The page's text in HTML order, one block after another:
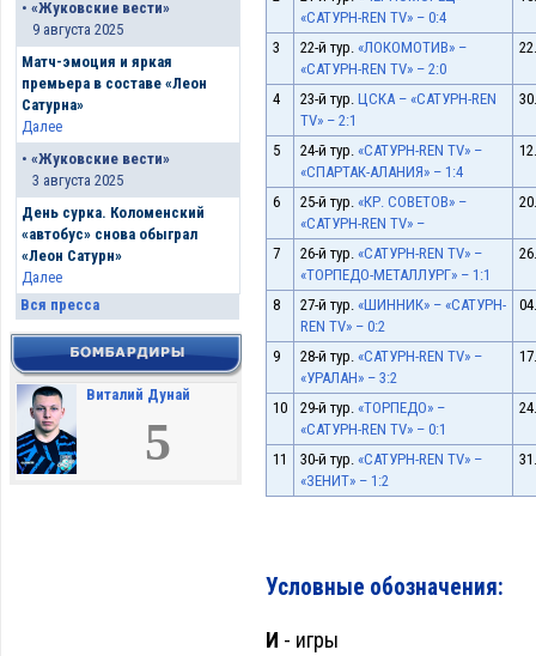
• «Жуковские вести»
9 августа 2025
Матч-эмоция и яркая
премьера в составе «Леон
Сатурна»
Далее
• «Жуковские вести»
3 августа 2025
День сурка. Коломенский
«автобус» снова обыграл
«Леон Сатурн»
Далее
Вся пресса
Виталий Дунай
5
«САТУРН-REN TV» – 0:4
3 22-й тур. «ЛОКОМОТИВ» –
«САТУРН-REN TV» – 2:0
4 23-й тур. ЦСКА – «САТУРН-REN
TV» – 2:1
5 24-й тур. «САТУРН-REN TV» –
«СПАРТАК-АЛАНИЯ» – 1:4
6 25-й тур. «КР. СОВЕТОВ» –
«САТУРН-REN TV» –
7 26-й тур. «САТУРН-REN TV» –
«ТОРПЕДО-МЕТАЛЛУРГ» – 1:1
8 27-й тур. «ШИННИК» – «САТУРН-
REN TV» – 0:2
9 28-й тур. «САТУРН-REN TV» –
«УРАЛАН» – 3:2
10 29-й тур. «ТОРПЕДО» –
«САТУРН-REN TV» – 0:1
11 30-й тур. «САТУРН-REN TV» –
«ЗЕНИТ» – 1:2
Условные обозначения:
И - игры